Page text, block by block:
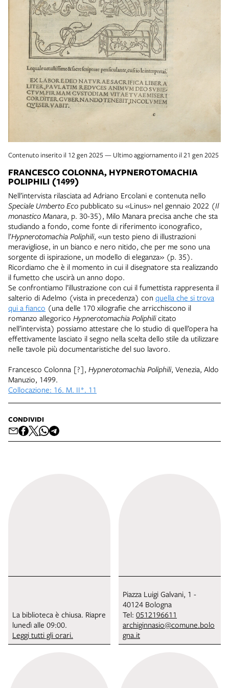
Contenuto inserito il 12 gen 2025 — Ultimo aggiornamento il 21 gen 2025
FRANCESCO COLONNA, HYPNEROTOMACHIA
POLIPHILI (1499)
Nell’intervista rilasciata ad Adriano Ercolani e contenuta nello
Speciale Umberto Eco pubblicato su «Linus» nel gennaio 2022 (Il
monastico Manara, p. 30-35), Milo Manara precisa anche che sta
studiando a fondo, come fonte di riferimento iconografico,
l’Hypnerotomachia Poliphili, «un testo pieno di illustrazioni
meravigliose, in un bianco e nero nitido, che per me sono una
sorgente di ispirazione, un modello di eleganza» (p. 35).
Ricordiamo che è il momento in cui il disegnatore sta realizzando
il fumetto che uscirà un anno dopo.
Se confrontiamo l’illustrazione con cui il fumettista rappresenta il
salterio di Adelmo (vista in precedenza) con quella che si trova
qui a fianco (una delle 170 xilografie che arricchiscono il
romanzo allegorico Hypnerotomachia Poliphilicitato
nell’intervista) possiamo attestare che lo studio di quell’opera ha
effettivamente lasciato il segno nella scelta dello stile da utilizzare
nelle tavole più documentaristiche del suo lavoro.
Francesco Colonna [?], Hypnerotomachia Poliphili, Venezia, Aldo
Manuzio, 1499.
Collocazione: 16. M. II*. 11
CONDIVIDI
La biblioteca è chiusa. Riapre
lunedì alle 09:00.
Leggi tutti gli orari.
Piazza Luigi Galvani, 1 -
40124 Bologna
Tel: 0512196611
archiginnasio@comune.bolo
gna.it